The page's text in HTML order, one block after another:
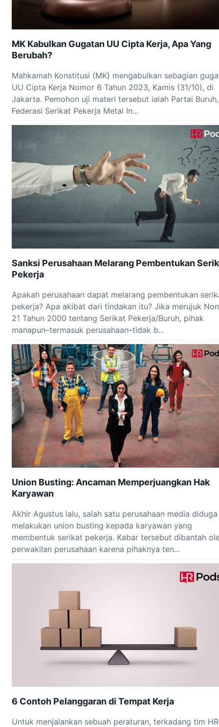
MK Kabulkan Gugatan UU Cipta Kerja, Apa Yang
Berubah?
Mahkamah Konstitusi (MK) mengabulkan sebagian
UU Cipta Kerja Nomor 6 Tahun 2023, Kamis (31/10), di
Jakarta. Pemohon uji materi tersebut ialah Partai Buruh,
Federasi Serikat Pekerja Metal In...
Sanksi Perusahaan Melarang Pembentukan
Pekerja
Apakah perusahaan dapat melarang pembentukan
pekerja? Apa akibat dari tindakan itu? Jika merujuk
21 Tahun 2000 tentang Serikat Pekerja/Buruh, pihak
manapun–termasuk perusahaan–tidak b...
Union Busting: Ancaman Memperjuangkan Hak
Karyawan
Akhir Agustus lalu, salah satu perusahaan media diduga
melakukan union busting kepada karyawan yang
membentuk serikat pekerja. Kabar tersebut dibantah
perwakilan perusahaan karena pihaknya ten...
6 Contoh Pelanggaran di Tempat Kerja
Untuk menjalankan sebuah peraturan, terkadang tim HR